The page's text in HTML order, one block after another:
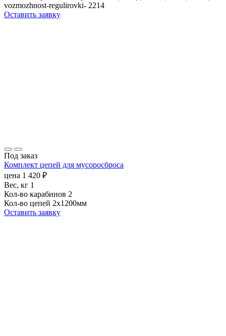
vozmozhnost-regulirovki- 2214
Оставить заявку
Под заказ
Комплект цепей для мусоросброса
цена 1 420 ₽
Вес, кг 1
Кол-во карабинов 2
Кол-во цепей 2х1200мм
Оставить заявку